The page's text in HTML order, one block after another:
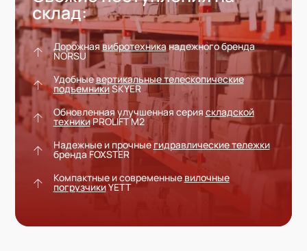
склад:
Дорожная вибротехниканадежного бренда
NORSU
Удобныевертикальные телескопические
подъемникиSKYER
Обновленная улучшенная серия складской
техникиPROLIFT M2
Надежные и прочные гидравлические тележки
бренда FOXSTER
Компактные и современныевилочные
погрузчикиYETT